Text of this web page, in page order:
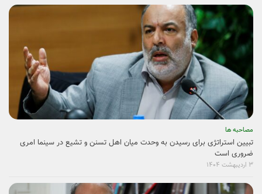
مصاحبه ها
تبیین استراتژی برای رسیدن به وحدت میان اهل تسنن و تشیع در سینما امری
ضروری است
۳ اردیبهشت ۱۴۰۴